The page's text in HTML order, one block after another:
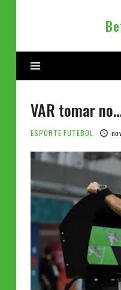
VAR tomar
ESPORTE FUTEBOL